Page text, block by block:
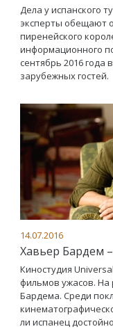
Дела у испанского
эксперты обещают
пиренейского
информационного
сентябрь 2016 года
зарубежных гостей.
14.07.2016
Хавьер Бардем
Киностудия
фильмов ужасов.
Бардема. Среди
ли испанец